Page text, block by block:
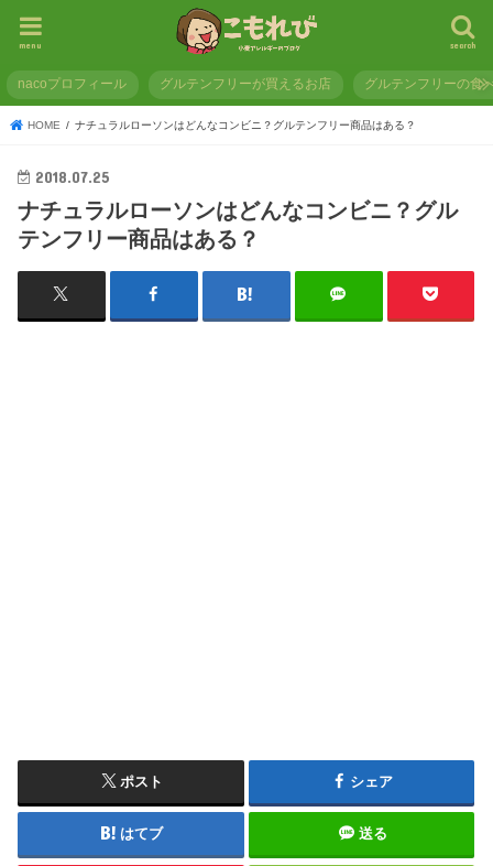
search
menu
nacoプロフィール グルテンフリーが買えるお店 グルテンフリーの食
HOME ナチュラルローソンはどんなコンビニ？グルテンフリー商品はある？
2018.07.25
ナチュラルローソンはどんなコンビニ？グル
テンフリー商品はある？
ポスト シェア
はてブ 送る